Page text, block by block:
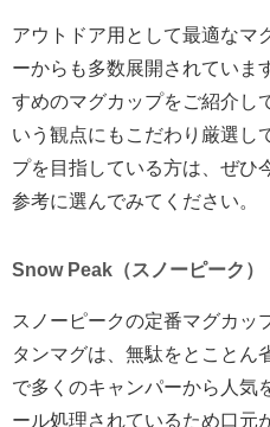
アウトドア用として最適なマ
ーからも多数展開されていま
すめのマグカップをご紹介し
いう観点にもこだわり厳選し
プを目指している方は、ぜひ
参考に選んでみてください。
Snow Peak（スノーピーク）
スノーピークの定番マグカッ
タンマグは、無駄をとことん
で多くのキャンパーから人気
ール処理されているため口元